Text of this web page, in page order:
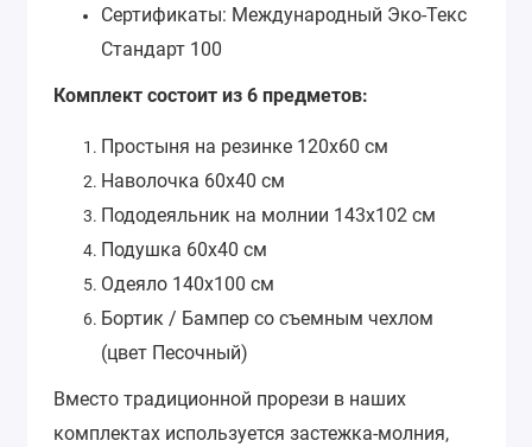
Сертификаты: Международный Эко-Текс
Стандарт 100
Комплект состоит из 6 предметов:
Простыня на резинке 120х60 см
Наволочка 60х40 см
Пододеяльник на молнии 143х102 см
Подушка 60x40 см
Одеяло 140x100 см
Бортик / Бампер со съемным чехлом
(цвет Песочный)
Вместо традиционной прорези в наших
комплектах используется застежка-молния,